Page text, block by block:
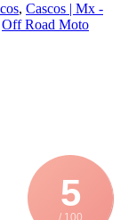
, Cascos | Mx -
Off Road Moto
5